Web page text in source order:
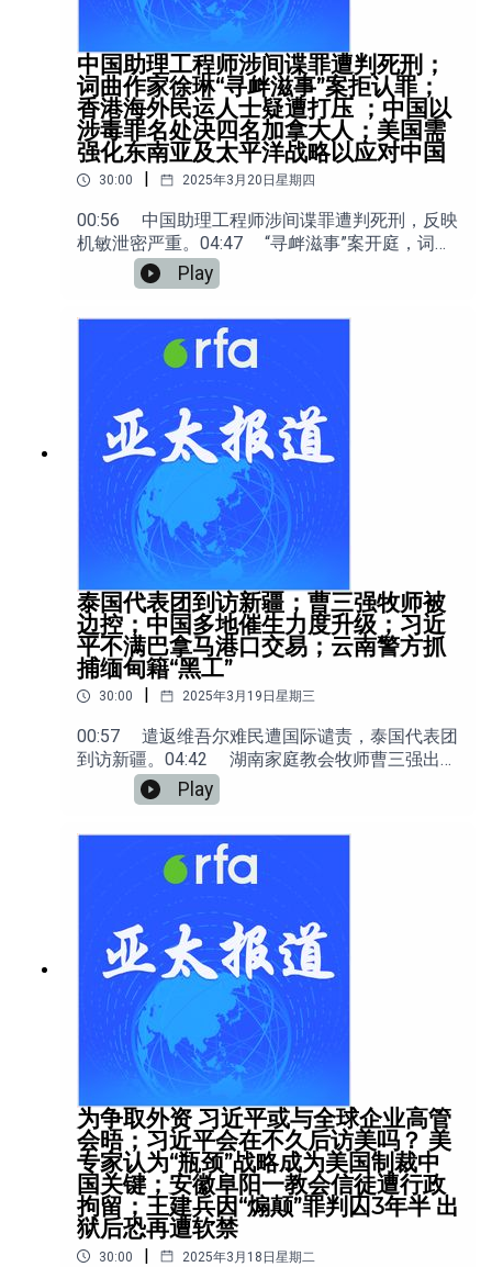
中国助理工程师涉间谍罪遭判死刑；
词曲作家徐琳“寻衅滋事”案拒认罪；
香港海外民运人士疑遭打压 ；中国以
涉毒罪名处决四名加拿大人；美国需
强化东南亚及太平洋战略以应对中国
30:00 2025年3月20日星期四
00:56 中国助理工程师涉间谍罪遭判死刑，反映
机敏泄密严重。04:47 “寻衅滋事”案开庭，词曲
作家徐琳拒认罪。09:13 香港海外民运人士疑遭
打压，匿名举报、恐吓骚扰升级。14:01 中国以
涉毒罪名处决四名加拿大人，释放对外强硬信
号？ 17:32 中国影响力上升，专家警告美国需
强化东南亚及太平洋战略。
Play
泰国代表团到访新疆；曹三强牧师被
边控；中国多地催生力度升级；习近
平不满巴拿马港口交易；云南警方抓
捕缅甸籍“黑工”
30:00 2025年3月19日星期三
00:57 遣返维吾尔难民遭国际谴责，泰国代表团
到访新疆。04:42 湖南家庭教会牧师曹三强出狱
后仍被边控，生活陷入困境。10:05 中国多地催
生力度升级，民众避孕需求受阻。17:16 李嘉诚
巴拿马港口交易引发北京不满，习近平“有牌”吗？
21:52 打击中缅边境非法活动，云南警方抓捕缅
甸籍“黑工”。
Play
为争取外资 习近平或与全球企业高管
会晤；习近平会在不久后访美吗？ 美
专家认为“瓶颈”战略成为美国制裁中
国关键；安徽阜阳一教会信徒遭行政
拘留；王建兵因“煽颠”罪判囚3年半 出
狱后恐再遭软禁
30:00 | 2025年3月18日星期二